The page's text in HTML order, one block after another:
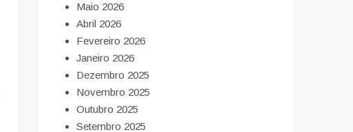
Maio 2026
Abril 2026
Fevereiro 2026
Janeiro 2026
Dezembro 2025
Novembro 2025
Outubro 2025
Setembro 2025